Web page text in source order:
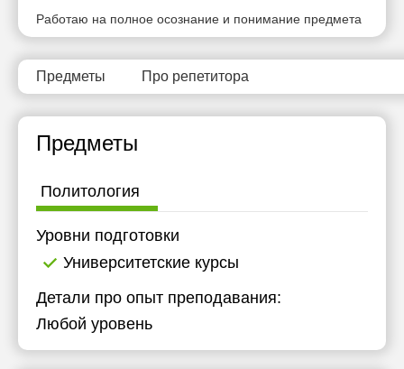
Работаю на полное осознание и понимание предмета
Предметы Про репетитора
Предметы
Политология
Уровни подготовки
Университетские курсы
Детали про опыт преподавания:
Любой уровень
Нет
Нет
Нет
Нет
свободных